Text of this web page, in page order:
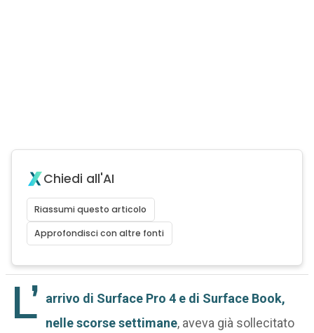
Chiedi all'AI
Riassumi questo articolo
Approfondisci con altre fonti
L’ arrivo di Surface Pro 4 e di Surface Book,
nelle scorse settimane, aveva già sollecitato